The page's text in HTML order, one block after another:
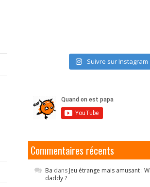
Suivre sur Instagram
Commentaires récents
Ba dans Jeu étrange mais amusant :
daddy ?